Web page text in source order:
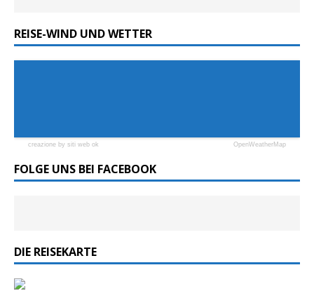
REISE-WIND UND WETTER
creazione by siti web ok OpenWeatherMap
FOLGE UNS BEI FACEBOOK
DIE REISEKARTE